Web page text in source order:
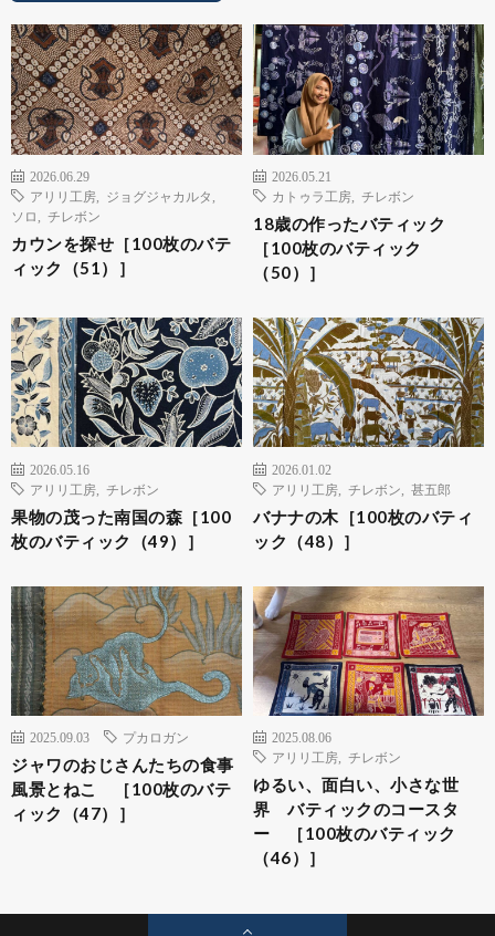
2026.06.29
アリリ工房
ジョグジャカルタ
ソロ
チレボン
カウンを探せ［100枚のバテ
ィック（51）］
2026.05.21
カトゥラ工房
チレボン
18歳の作ったバティック
［100枚のバティック
（50）］
2026.05.16
アリリ工房
チレボン
果物の茂った南国の森［100
枚のバティック（49）］
2026.01.02
アリリ工房
チレボン 甚五郎
バナナの木［100枚のバティ
ック（48）］
2025.09.03 プカロガン
ジャワのおじさんたちの食事
風景とねこ ［100枚のバテ
ィック（47）］
2025.08.06
アリリ工房
チレボン
ゆるい、面白い、小さな世
界 バティックのコースタ
ー ［100枚のバティック
（46）］